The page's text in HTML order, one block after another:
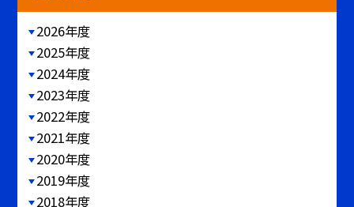
2026年度
2025年度
2024年度
2023年度
2022年度
2021年度
2020年度
2019年度
2018年度